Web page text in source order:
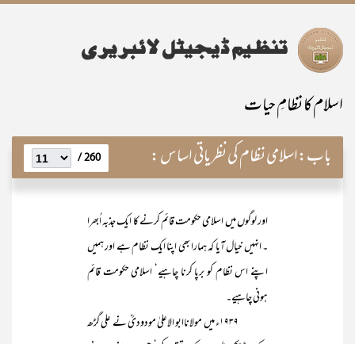
اسلام کا نظامِ حیات
باب:اسلامی نظام کی نظریاتی اساس : 260 /
اور لوگوں میں اسلامی حکومت قائم کرنے کا ایک جذبہ اُبھرا
۔ انہیں خیال آیا کہ ہمارا بھی اپنا ایک نظام ہے اور ہمیں
اپنے اس نظام کو برپا کرنا چاہیے‘ اسلامی حکومت قائم
ہونی چاہیے۔
۱۹۳۹ء میں مولاناابو الاعلیٰ مودودیؒ نے علی گڑھ